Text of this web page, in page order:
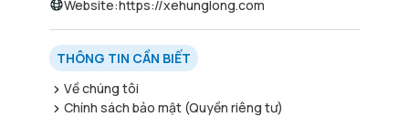
Website:https://xehunglong.com
THÔNG TIN CẦN BIẾT
Về chúng tôi
Chính sách bảo mật (Quyền riêng tư)